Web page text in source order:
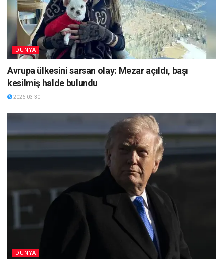
DÜNYA
Avrupa ülkesini sarsan olay: Mezar açıldı, başı
kesilmiş halde bulundu
2026-03-30
DÜNYA